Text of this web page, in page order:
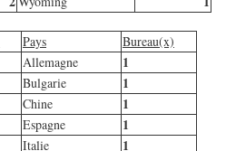
Pays
Bureau(x)
Allemagne 1
Bulgarie 1
Chine 1
Espagne 1
Italie 1